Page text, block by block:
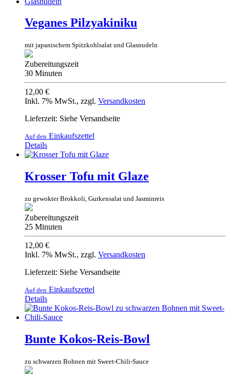
Veganes Pilzyakiniku
mit japanischem Spitzkohlsalat und Glasnudeln
Zubereitungszeit
30 Minuten
12,00 €
Inkl. 7% MwSt., zzgl. Versandkosten
Lieferzeit: Siehe Versandseite
Auf den Einkaufszettel
Details
Krosser Tofu mit Glaze
zu gewokter Brokkoli, Gurkensalat und Jasminreis
Zubereitungszeit
25 Minuten
12,00 €
Inkl. 7% MwSt., zzgl. Versandkosten
Lieferzeit: Siehe Versandseite
Auf den Einkaufszettel
Details
Bunte Kokos-Reis-Bowl
zu schwarzen Bohnen mit Sweet-Chili-Sauce